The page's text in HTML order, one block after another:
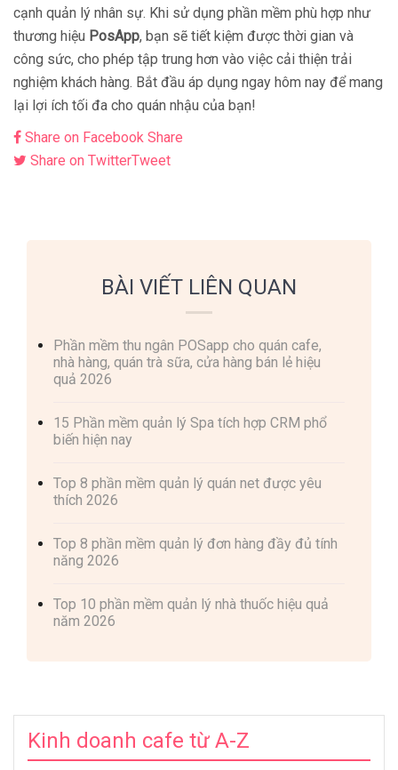
cạnh quản lý nhân sự. Khi sử dụng phần mềm phù hợp như
thương hiệu PosApp, bạn sẽ tiết kiệm được thời gian và
công sức, cho phép tập trung hơn vào việc cải thiện trải
nghiệm khách hàng. Bắt đầu áp dụng ngay hôm nay để mang
lại lợi ích tối đa cho quán nhậu của bạn!
Share on Facebook Share
Share on TwitterTweet
BÀI VIẾT LIÊN QUAN
Phần mềm thu ngân POSapp cho quán cafe,
nhà hàng, quán trà sữa, cửa hàng bán lẻ hiệu
quả 2026
15 Phần mềm quản lý Spa tích hợp CRM phổ
biến hiện nay
Top 8 phần mềm quản lý quán net được yêu
thích 2026
Top 8 phần mềm quản lý đơn hàng đầy đủ tính
năng 2026
Top 10 phần mềm quản lý nhà thuốc hiệu quả
năm 2026
Kinh doanh cafe từ A-Z